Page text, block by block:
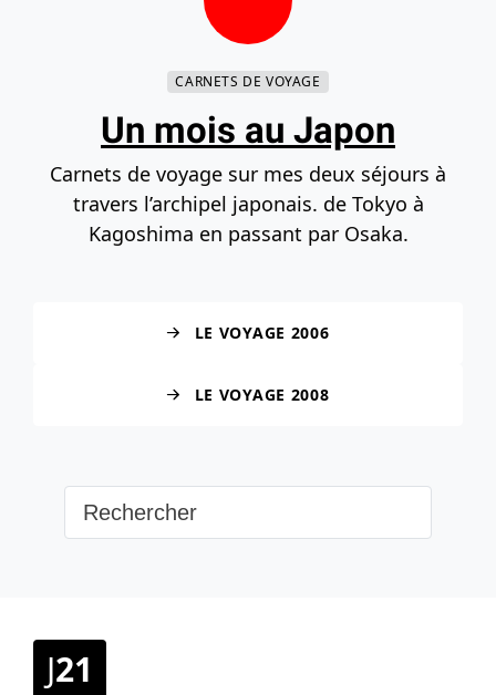
Navigation principale
Accéder au bas de la page
CARNETS DE VOYAGE
Un mois au Japon
Carnets de voyage sur mes deux séjours à
travers l’archipel japonais. de Tokyo à
Kagoshima en passant par Osaka.
LE VOYAGE 2006
LE VOYAGE 2008
J21